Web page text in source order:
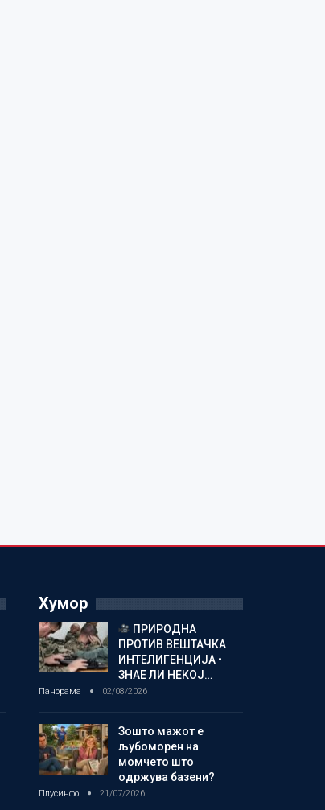
Хумор
ПРИРОДНА
ПРОТИВ ВЕШТАЧКА
ИНТЕЛИГЕНЦИЈА •
ЗНАЕ ЛИ НЕКОЈ…
Панорама 02/08/2026
Зошто мажот е
љубоморен на
момчето што
одржува базени?
Плусинфо 21/07/2026